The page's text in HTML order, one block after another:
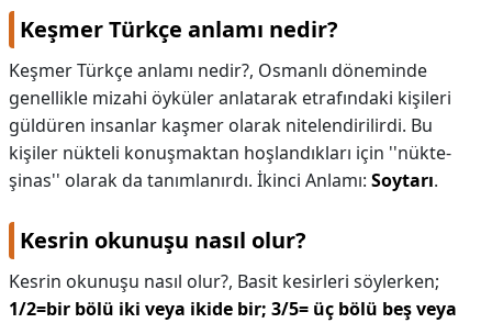
ALANLARI
HAMİLELİK
KAPLICALAR
Keşmer Türkçe anlamı nedir?
Keşmer Türkçe anlamı nedir?, Osmanlı döneminde
genellikle mizahi öyküler anlatarak etrafındaki kişileri
güldüren insanlar kaşmer olarak nitelendirilirdi. Bu
kişiler nükteli konuşmaktan hoşlandıkları için ''nükte-
şinas'' olarak da tanımlanırdı. İkinci Anlamı: Soytarı.
Kesrin okunuşu nasıl olur?
Kesrin okunuşu nasıl olur?, Basit kesirleri söylerken;
1/2=bir bölü iki veya ikide bir; 3/5= üç bölü beş veya